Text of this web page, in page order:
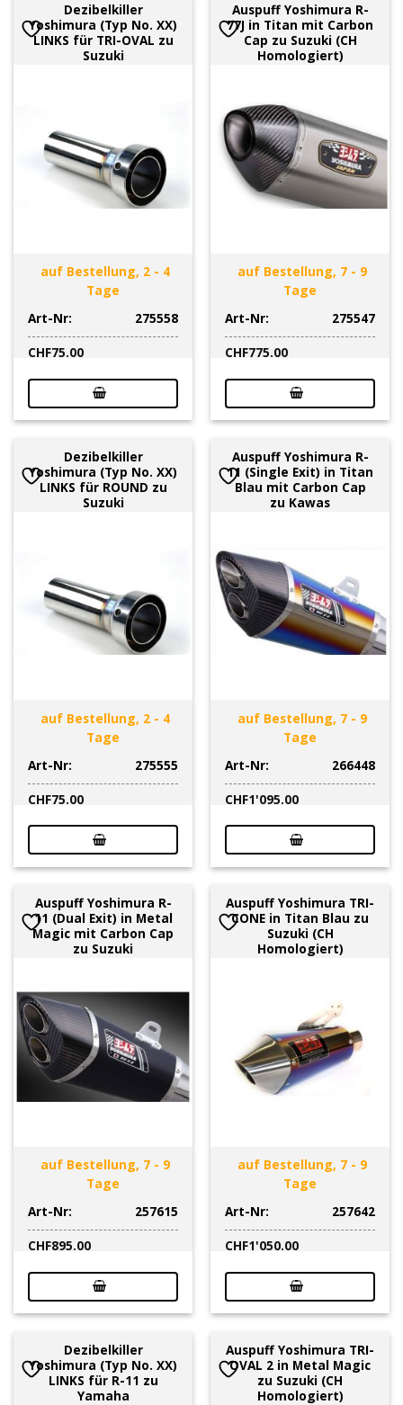
Dezibelkiller
Yoshimura (Typ No. XX)
LINKS für TRI-OVAL zu
Suzuki
auf Bestellung, 2 - 4
Tage
Art-Nr:
275558
CHF75.00
Auspuff Yoshimura R-
77J in Titan mit Carbon
Cap zu Suzuki (CH
Homologiert)
auf Bestellung, 7 - 9
Tage
Art-Nr:
275547
CHF775.00
Dezibelkiller
Yoshimura (Typ No. XX)
LINKS für ROUND zu
Suzuki
auf Bestellung, 2 - 4
Tage
Art-Nr:
275555
CHF75.00
Auspuff Yoshimura R-
11 (Single Exit) in Titan
Blau mit Carbon Cap
zu Kawas
auf Bestellung, 7 - 9
Tage
Art-Nr:
266448
CHF1'095.00
Auspuff Yoshimura R-
11 (Dual Exit) in Metal
Magic mit Carbon Cap
zu Suzuki
auf Bestellung, 7 - 9
Tage
Art-Nr:
257615
CHF895.00
Auspuff Yoshimura TRI-
CONE in Titan Blau zu
Suzuki (CH
Homologiert)
auf Bestellung, 7 - 9
Tage
Art-Nr:
257642
CHF1'050.00
Dezibelkiller
Yoshimura (Typ No. XX)
LINKS für R-11 zu
Yamaha
Auspuff Yoshimura TRI-
OVAL 2 in Metal Magic
zu Suzuki (CH
Homologiert)